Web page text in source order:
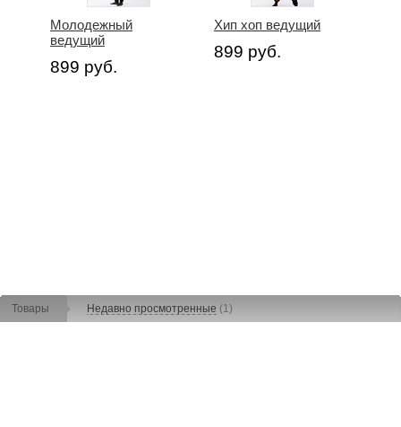
Молодежный
ведущий
899 руб.
Хип хоп ведущий
899 руб.
Товары Недавно просмотренные (1)